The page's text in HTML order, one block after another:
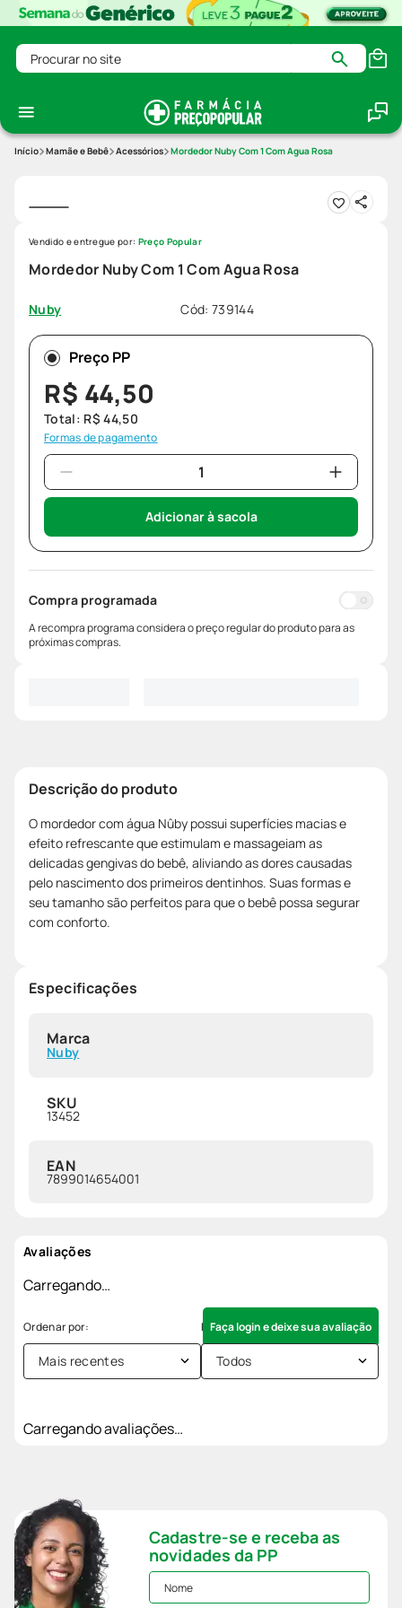
Procurar no site
Mamãe e Bebê Acessórios Mordedor Nuby Com 1 Com Agua Rosa
Mordedor Nuby Com 1 Com Agua Rosa
Nuby Cód: 739144
Vendido e entregue por: Preço Popular
Preço PP
R$ 44,50
Total: R$ 44,50
Formas de pagamento
Adicionar à sacola
Compra programada
A recompra programa considera o preço regular do produto para as
próximas compras.
Descrição do produto
O mordedor com água Nûby possui superfícies macias e
efeito refrescante que estimulam e massageiam as
delicadas gengivas do bebê, aliviando as dores causadas
pelo nascimento dos primeiros dentinhos. Suas formas e
seu tamanho são perfeitos para que o bebê possa segurar
com conforto.
Especificações
Marca
Nuby
SKU
13452
EAN
7899014654001
Avaliações
Carregando…
Faça login e deixe sua avaliação
Mais recentes Todos
Carregando avaliações…
Cadastre-se e receba as
novidades da PP